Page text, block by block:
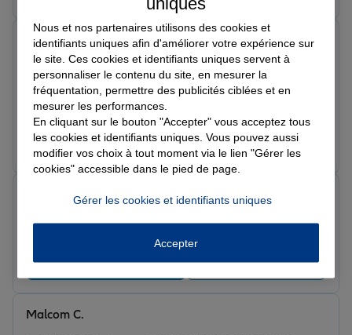
Note de 5 sur 5
Le 03/06/2026 - Agence CLERMONT FERRAND DELILLE
Enchantée. Équipe irréprochable, disponible,
compétente, sympa....pour des contrats dont.je suis
super contente !
Anne-Marie B.
Prendre un RDV Voir l'agence
Le 02/06/2026 - Agence CLERMONT FERRAND DELILLE
Bernadette L.
Prendre un RDV Voir l'agence
Malcom C.
Nous et nos partenaires utilisons des cookies et
identifiants uniques afin d'améliorer votre expérience sur
le site. Ces cookies et identifiants uniques servent à
personnaliser le contenu du site, en mesurer la
fréquentation, permettre des publicités ciblées et en
mesurer les performances.
En cliquant sur le bouton "Accepter" vous acceptez tous
les cookies et identifiants uniques. Vous pouvez aussi
modifier vos choix à tout moment via le lien "Gérer les
cookies" accessible dans le pied de page.
Gérer les cookies et identifiants uniques
Accepter